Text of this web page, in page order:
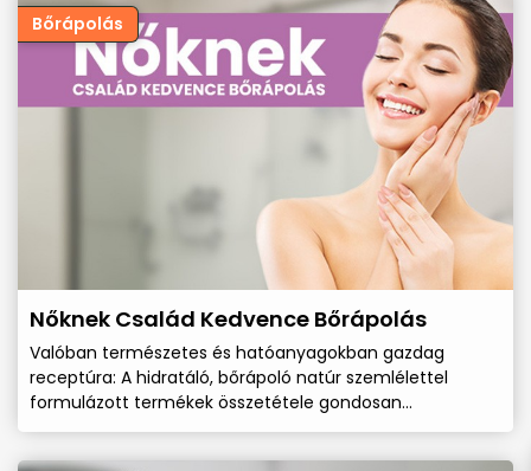
Bőrápolás
Nőknek Család Kedvence Bőrápolás
Valóban természetes és hatóanyagokban gazdag
receptúra: A hidratáló, bőrápoló natúr szemlélettel
formulázott termékek összetétele gondosan
összeállított, hogy a bőröd számára a legjobb ápolást